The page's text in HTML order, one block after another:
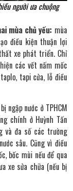
người ưa chuộng
mùa chủ yếu: mùa
điều kiện thuận lợi
xe phát triển. Chỉ
các vết nấm mốc
tapi cửa, lỗ điều
ngập nước ở TPHCM
chính ở Huỳnh Tấn
và đa số các trường
sâu. Cũng vì điều
bốc mùi nếu để qua
xe sửa chữa (nếu bị